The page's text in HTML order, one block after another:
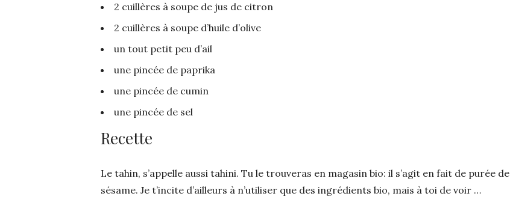
2 cuillères à soupe de jus de citron
2 cuillères à soupe d’huile d’olive
un tout petit peu d’ail
une pincée de paprika
une pincée de cumin
une pincée de sel
Recette
Le tahin, s’appelle aussi tahini. Tu le trouveras en magasin bio: il s’agit en fait de purée de
sésame. Je t’incite d’ailleurs à n’utiliser que des ingrédients bio, mais à toi de voir …